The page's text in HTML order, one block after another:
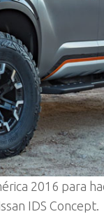
2016 para
IDS Concept.